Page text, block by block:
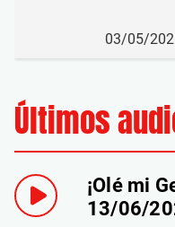
03/05/
Últimos
¡Olé mi
13/06/